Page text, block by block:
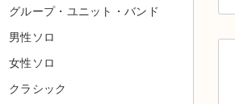
グループ・ユニット・バンド
男性ソロ
女性ソロ
クラシック